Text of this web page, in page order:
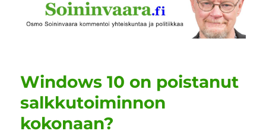
Windows 10 on poistanut
salkkutoiminnon
kokonaan?